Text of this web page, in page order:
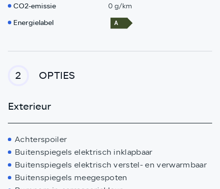
CO2-emissie
0 g/km
Energielabel
2 OPTIES
Exterieur
Achterspoiler
Buitenspiegels elektrisch inklapbaar
Buitenspiegels elektrisch verstel- en verwarmbaar
Buitenspiegels meegespoten